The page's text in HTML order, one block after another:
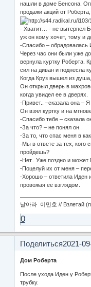
нашли в доме Бенсона.
продажи акций от
- Хватит… - не вытерпел
уж он кому хочет, тому и
-Спасибо – обрадовалась
Через час они были уже
вернула куртку Роберта.
сил на диван и поднесла
Когда Круз вышел из
Он открыл дверь в
когда увидел ее в дверях.
-Привет.. –сказала она –
Он взял куртку и на
-Спасибо тебе – сказала
-За что? – не понял он
-За то, что спас меня в
-Мы в ответе за тех, кого
пройдешь?
-Нет.. Уже поздно и может
-Поцелуй их от меня –
-Хорошо – ответила Иден
провожая ее взглядом.
날아라 이민호 // Взлетай
0
Поделиться2021-
Дом Роберта
После ухода Иден у
трубку.